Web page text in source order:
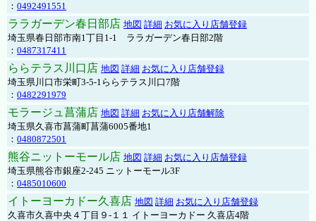
： 0492491551
ララガーデン春日部店 地図 詳細 お気に入り店舗登録
埼玉県春日部市南1丁目1-1 ララガーデン春日部2階
： 0487317411
ららテラス川口店 地図 詳細 お気に入り店舗登録
埼玉県川口市栄町3-5-1ららテラス川口7階
： 0482291979
モラージュ菖蒲店 地図 詳細 お気に入り店舗解除
埼玉県久喜市菖蒲町菖蒲6005番地1
： 0480872501
熊谷ニットーモール店 地図 詳細 お気に入り店舗登録
埼玉県熊谷市銀座2-245 ニットーモール3F
： 0485010600
イトーヨーカドー久喜店 地図 詳細 お気に入り店舗登録
久喜市久喜中央４丁目９-１１ イトーヨーカドー 久喜店4階